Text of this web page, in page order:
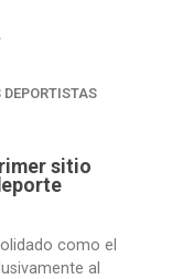
sitio
como el
al